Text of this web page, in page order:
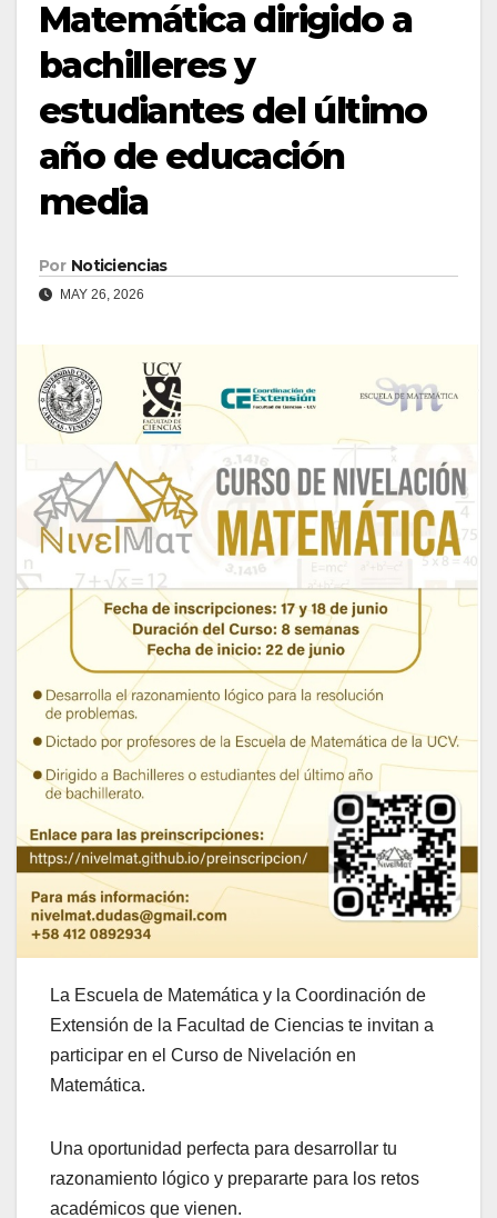
Matemática dirigido a
bachilleres y
estudiantes del último
año de educación
media
Por Noticiencias
MAY 26, 2026
La Escuela de Matemática y la Coordinación de
Extensión de la Facultad de Ciencias te invitan a
participar en el Curso de Nivelación en
Matemática.
Una oportunidad perfecta para desarrollar tu
razonamiento lógico y prepararte para los retos
académicos que vienen.